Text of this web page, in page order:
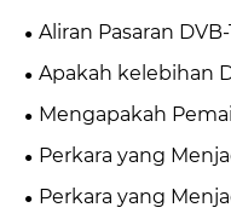
Aliran Pasaran
myFreeview / MYTV)
Apakah kelebihan
TV digital lain?
Mengapakah
Pilihan Teratas
Perkara yang
Discman Mesti Ada
Perkara yang